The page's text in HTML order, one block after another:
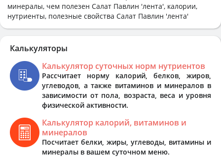
минералы, чем полезен Салат Павлин 'лента', калории,
нутриенты, полезные свойства Салат Павлин 'лента'
Калькуляторы
Калькулятор суточных норм нутриентов
Рассчитает норму калорий, белков, жиров,
углеводов, а также витаминов и минералов в
зависимости от пола, возраста, веса и уровня
физической активности.
Калькулятор калорий, витаминов и
минералов
Посчитает белки, жиры, углеводы, витамины и
минералы в вашем суточном меню.